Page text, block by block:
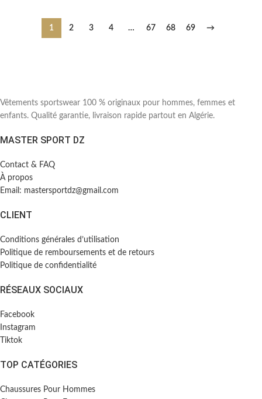
1 2 3 4 … 67 68 69 →
Vêtements sportswear 100 % originaux pour hommes, femmes et
enfants. Qualité garantie, livraison rapide partout en Algérie.
MASTER SPORT DZ
Contact & FAQ
À propos
Email: mastersportdz@gmail.com
CLIENT
Conditions générales d’utilisation
Politique de remboursements et de retours
Politique de confidentialité
RÉSEAUX SOCIAUX
Facebook
Instagram
Tiktok
TOP CATÉGORIES
Chaussures Pour Hommes